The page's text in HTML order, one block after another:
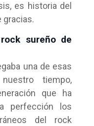
es historia del
gracias.
sureño de
una de esas
tiempo,
que ha
perfección los
del rock